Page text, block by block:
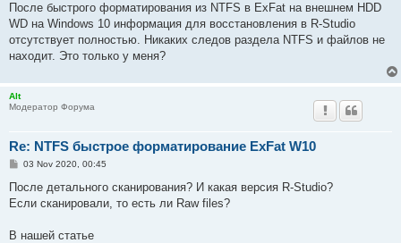
После быстрого форматирования из NTFS в ExFat на внешнем HDD
WD на Windows 10 информация для восстановления в R-Studio
отсутствует полностью. Никаких следов раздела NTFS и файлов не
находит. Это только у меня?
Alt
Модератор Форума
Re: NTFS быстрое форматирование ExFat W10
P
s
03 Nov 2020, 00:45
После детального сканирования? И какая версия R-Studio?
Если сканировали, то есть ли Raw files?
В нашей статье